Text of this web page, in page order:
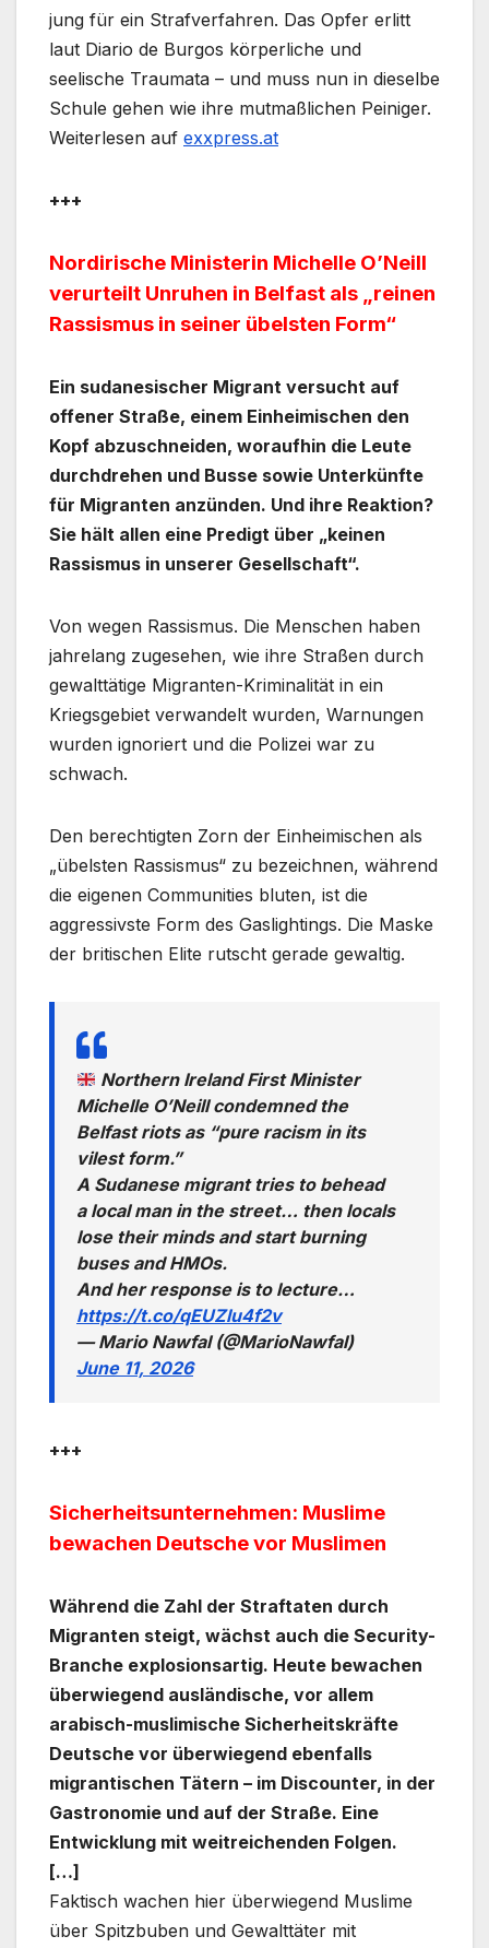
jung für ein Strafverfahren. Das Opfer erlitt
laut Diario de Burgos körperliche und
seelische Traumata – und muss nun in dieselbe
Schule gehen wie ihre mutmaßlichen Peiniger.
Weiterlesen auf exxpress.at
+++
Nordirische Ministerin Michelle O’Neill
verurteilt Unruhen in Belfast als „reinen
Rassismus in seiner übelsten Form“
Ein sudanesischer Migrant versucht auf
offener Straße, einem Einheimischen den
Kopf abzuschneiden, woraufhin die Leute
durchdrehen und Busse sowie Unterkünfte
für Migranten anzünden. Und ihre Reaktion?
Sie hält allen eine Predigt über „keinen
Rassismus in unserer Gesellschaft“.
Von wegen Rassismus. Die Menschen haben
jahrelang zugesehen, wie ihre Straßen durch
gewalttätige Migranten-Kriminalität in ein
Kriegsgebiet verwandelt wurden, Warnungen
wurden ignoriert und die Polizei war zu
schwach.
Den berechtigten Zorn der Einheimischen als
„übelsten Rassismus“ zu bezeichnen, während
die eigenen Communities bluten, ist die
aggressivste Form des Gaslightings. Die Maske
der britischen Elite rutscht gerade gewaltig.
Northern Ireland First Minister
Michelle O’Neill condemned the
Belfast riots as “pure racism in its
vilest form.”
A Sudanese migrant tries to behead
a local man in the street… then locals
lose their minds and start burning
buses and HMOs.
And her response is to lecture…
https://t.co/qEUZlu4f2v
— Mario Nawfal (@MarioNawfal)
June 11, 2026
+++
Sicherheitsunternehmen: Muslime
bewachen Deutsche vor Muslimen
Während die Zahl der Straftaten durch
Migranten steigt, wächst auch die Security-
Branche explosionsartig. Heute bewachen
überwiegend ausländische, vor allem
arabisch-muslimische Sicherheitskräfte
Deutsche vor überwiegend ebenfalls
migrantischen Tätern – im Discounter, in der
Gastronomie und auf der Straße. Eine
Entwicklung mit weitreichenden Folgen.
[…]
Faktisch wachen hier überwiegend Muslime
über Spitzbuben und Gewalttäter mit